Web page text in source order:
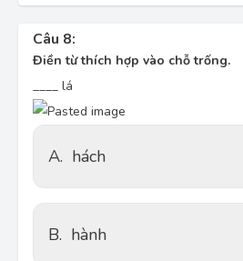
Câu 8:
Điền từ thích hợp vào chỗ trống.
____ lá
A. hách
B. hành